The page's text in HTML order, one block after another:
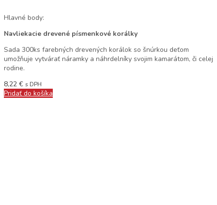
Hlavné body:
Navliekacie drevené písmenkové korálky
Sada 300ks farebných drevených korálok so šnúrkou deťom
umožňuje vytvárať náramky a náhrdelníky svojim kamarátom, či celej
rodine.
8,22 € s DPH
Pridať do košíka